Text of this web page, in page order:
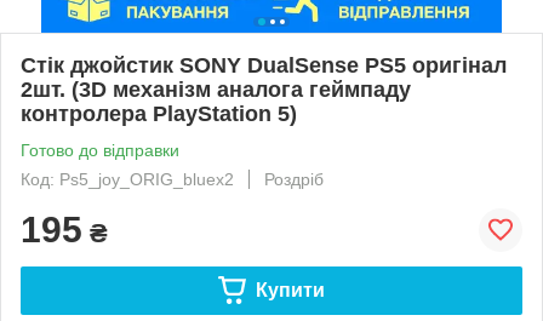
Стік джойстик SONY DualSense PS5 оригінал
2шт. (3D механізм аналога геймпаду
контролера PlayStation 5)
Готово до відправки
Код: Ps5_joy_ORIG_bluex2
Роздріб
195 ₴
Купити